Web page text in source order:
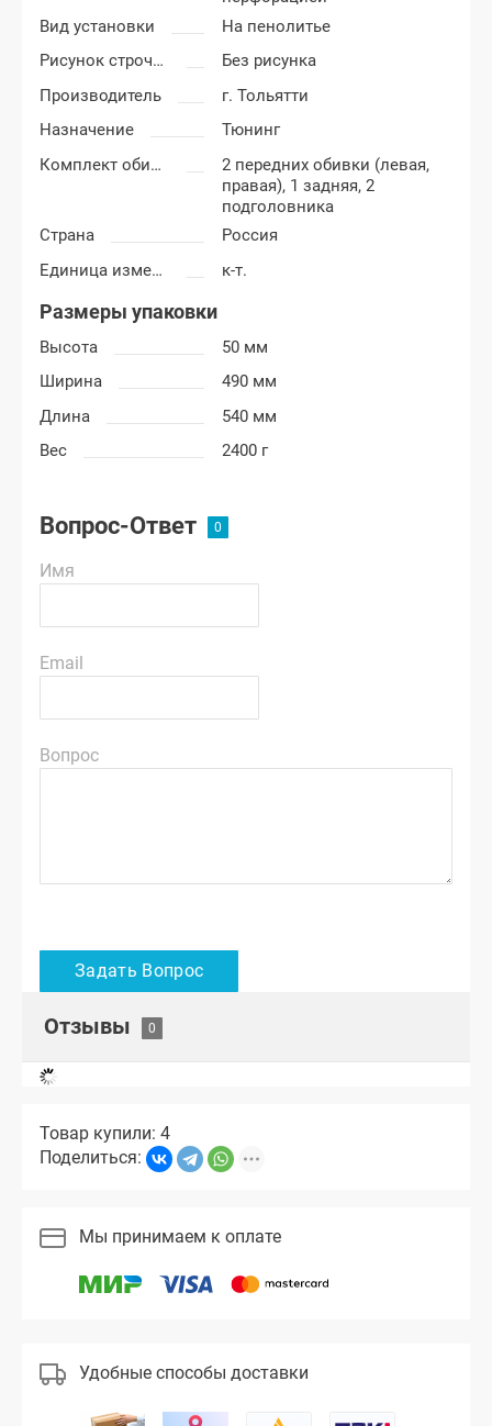
Вид установки
На пенолитье
Рисунок строчки
Без рисунка
Производитель
г. Тольятти
Назначение
Тюнинг
Комплект обивки
2 передних обивки (левая,
правая), 1 задняя, 2
подголовника
Страна
Россия
Единица измерения
к-т.
Размеры упаковки
Высота
50 мм
Ширина
490 мм
Длина
540 мм
Вес
2400 г
Вопрос-Ответ
Имя
Email
Вопрос
Отзывы
Товар купили: 4
Поделиться:
Мы принимаем к оплате
Удобные способы доставки